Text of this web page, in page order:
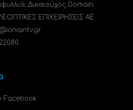
Δικαιούχος Domain:
ΕΠΙΧΕΙΡΗΣΕΙΣ ΑΕ
Facebook